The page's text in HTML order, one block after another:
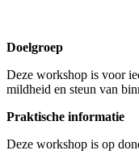
Doelgroep
Deze workshop is voor
mildheid en steun van
Praktische informatie
Deze workshop is op